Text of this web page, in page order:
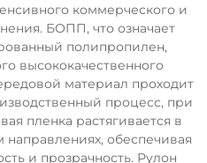
коммерческого и
БОПП, что означает
полипропилен,
высококачественного
материал проходит
процесс, при
пленка растягивается в
обеспечивая
и прозрачность. Рулон